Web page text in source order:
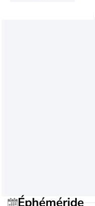
Éphéméride